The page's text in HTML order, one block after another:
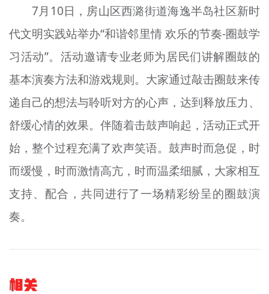
资料库
+
7月10日，房山区西潞街道海逸半岛社区新时
代文明实践站举办“和谐邻里情 欢乐的节奏-圈鼓学
习活动”。活动邀请专业老师为居民们讲解圈鼓的
基本演奏方法和游戏规则。大家通过敲击圈鼓来传
递自己的想法与聆听对方的心声，达到释放压力、
舒缓心情的效果。伴随着击鼓声响起，活动正式开
始，整个过程充满了欢声笑语。鼓声时而急促，时
而缓慢，时而激情高亢，时而温柔细腻，大家相互
支持、配合，共同进行了一场精彩纷呈的圈鼓演
奏。
相关